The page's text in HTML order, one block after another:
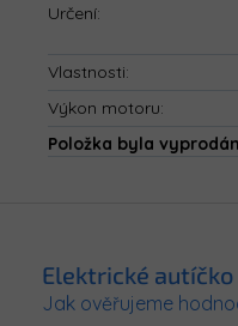
Určení:
Vlastnosti:
Výkon motoru:
Položka byla
Elektrické autíčko
Jak ověřujeme